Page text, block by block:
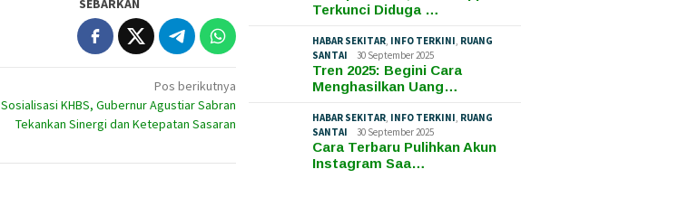
SEBARKAN
Pos berikutnya
Sosialisasi KHBS, Gubernur Agustiar Sabran
Tekankan Sinergi dan Ketepatan Sasaran
Terkunci Diduga …
HABAR SEKITAR, INFO TERKINI, RUANG
SANTAI
30 September 2025
Tren 2025: Begini Cara
Menghasilkan Uang…
HABAR SEKITAR, INFO TERKINI, RUANG
SANTAI
30 September 2025
Cara Terbaru Pulihkan Akun
Instagram Saa…